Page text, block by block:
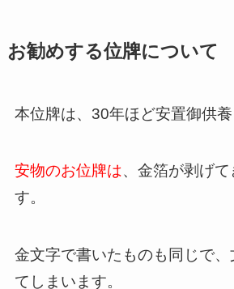
お勧めする位牌について
本位牌は、30年ほど安置御供養
安物のお位牌は、金箔が剥げて
す。
金文字で書いたものも同じで、
てしまいます。